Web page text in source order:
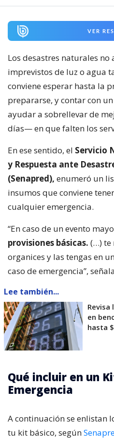
VER
Los desastres naturales no
imprevistos de luz o agua
conviene esperar hasta la
prepararse, y contar con un
ayudar a sobrellevar de
días— en que falten los
En ese sentido, el Servicio
y Respuesta ante
(Senapred), enumeró un
insumos que conviene
cualquier emergencia.
“En caso de un evento
provisiones básicas. (…) te
organices y las tengas en
caso de emergencia”,
Lee también...
Revisa
en
hasta
Qué incluir en un
Emergencia
A continuación se enlistan
tu kit básico, según